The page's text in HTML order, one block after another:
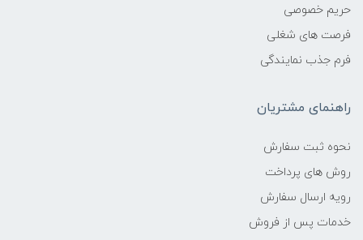
حریم خصوصی
فرصت های شغلی
فرم جذب نمایندگی
راهنمای مشتریان
نحوه ثبت سفارش
روش های پرداخت
رویه ارسال سفارش
خدمات پس از فروش